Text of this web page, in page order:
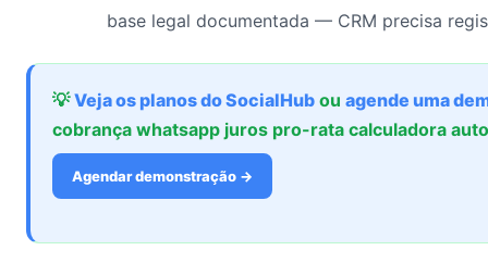
base legal documentada — CRM precisa
💡Veja os planos do SocialHub ou agende uma
cobrança whatsapp juros pro-rata calculadora
Agendar demonstração →